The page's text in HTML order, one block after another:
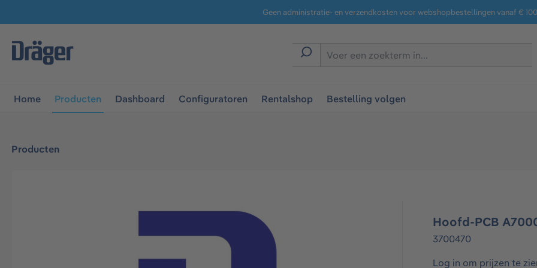
Ga naar navigatie B2B-platformGeen administratie- en verzendkosten voor webshopbestellingen vanaf €
Home Producten Dashboard Configuratoren Rentalshop Bestelling volgen
Producten
Hoofd-PCB
3700470
Log in om prijzen te